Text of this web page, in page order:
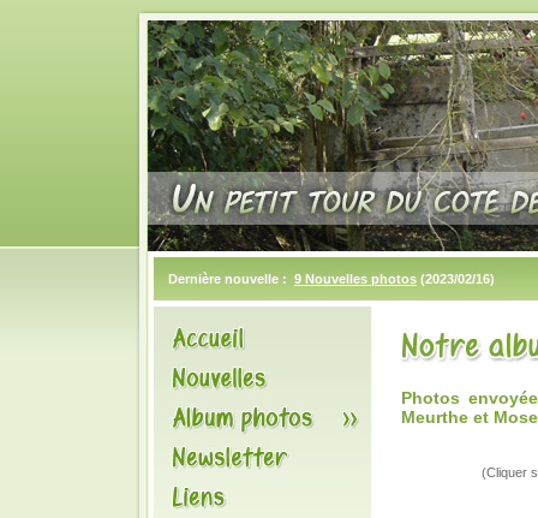
Dernière nouvelle : 9 Nouvelles photos (2023/02/16)
Photos
Meurthe et
(Cliquer